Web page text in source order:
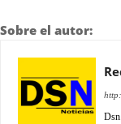
Sobre el autor: